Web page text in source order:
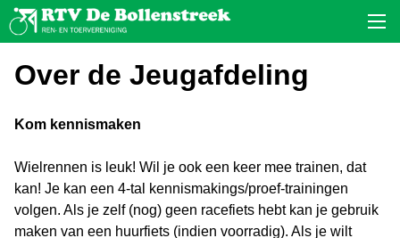
Over de Jeugafdeling
Kom kennismaken
Wielrennen is leuk! Wil je ook een keer mee trainen, dat
kan! Je kan een 4-tal kennismakings/proef-trainingen
volgen. Als je zelf (nog) geen racefiets hebt kan je gebruik
maken van een huurfiets (indien voorradig). Als je wilt